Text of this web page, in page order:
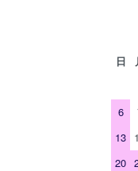
日
6
13
20